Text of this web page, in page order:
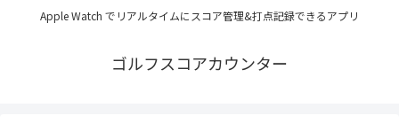
Apple Watch でリアルタイムにスコア管理&打点記録できるアプリ
ゴルフスコアカウンター